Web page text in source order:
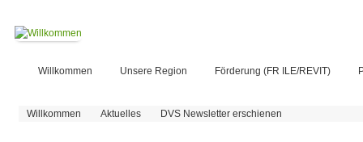
Willkommen Unsere Region Förderung (FR ILE/REVIT)
Sie sind hier
Willkommen Aktuelles DVS Newsletter erschienen